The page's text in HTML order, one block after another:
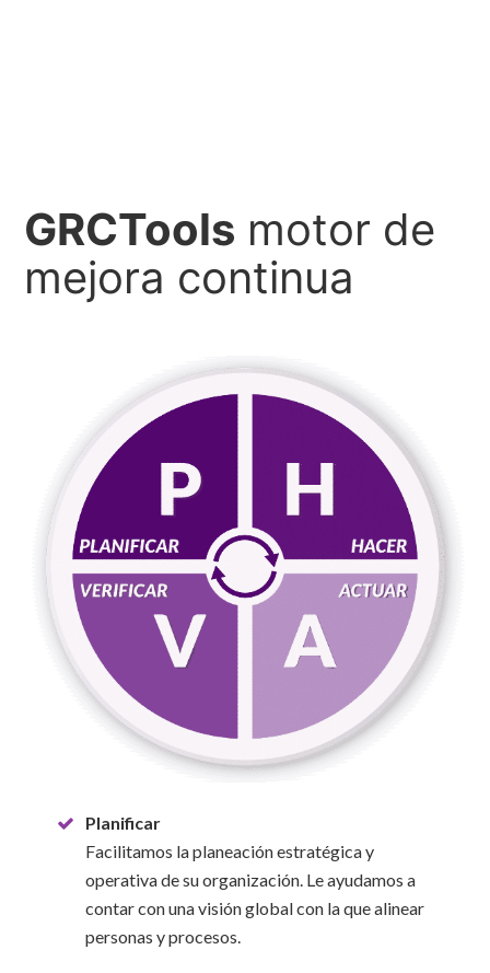
GRCTools motor de
mejora continua
Planificar
Facilitamos la planeación estratégica y
operativa de su organización. Le ayudamos a
contar con una visión global con la que alinear
personas y procesos.